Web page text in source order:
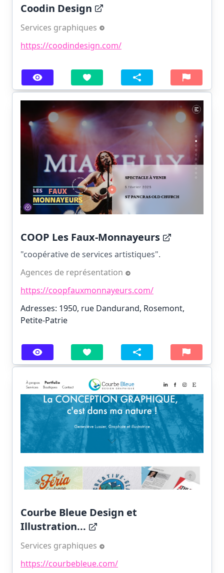
Coodin Design
Services graphiques
https://coodindesign.com/
COOP Les Faux-Monnayeurs
"coopérative de services artistiques".
Agences de représentation
https://coopfauxmonnayeurs.com/
Adresses: 1950, rue Dandurand, Rosemont,
Petite-Patrie
Courbe Bleue Design et
Illustration...
Services graphiques
https://courbebleue.com/